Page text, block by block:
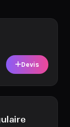
Devis